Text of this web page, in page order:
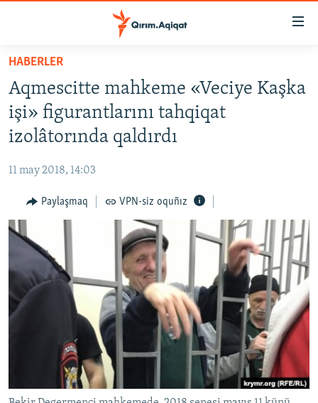
Esas
qaytmaq
Baş
navigatsiyağa
qaytmaq
Qıdıruvğa
qaytmaq
SİYASET
İQTİSADİYAT
MEDENİYET
İNSAN AQLARI
VİDEO
SÜRET
BLOGLAR
FİKİR
Українською
HABERLER
Aqmescitte mahkeme «Veciye Kaşka
işi» figurantlarını tahqiqat
izolâtorında qaldırdı
11 may 2018, 14:03
Paylaşmaq VPN-siz oquñız